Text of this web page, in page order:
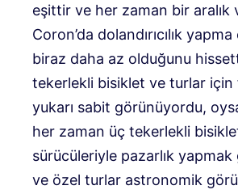
eşittir ve her zaman bir aralık
Coron’da dolandırıcılık yapma
biraz daha az olduğunu
tekerlekli bisiklet ve turlar için
yukarı sabit görünüyordu,
her zaman üç tekerlekli
sürücüleriyle pazarlık
ve özel turlar astronomik